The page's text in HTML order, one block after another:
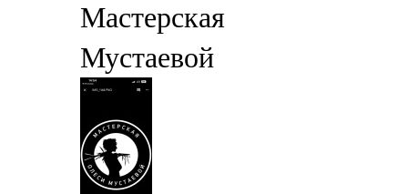
Мастерская
Мустаевой